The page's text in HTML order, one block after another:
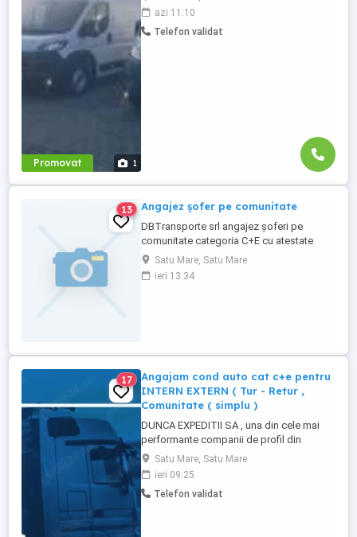
Promovat 1
Căutăm echipaje formate din 2 șoferi,
posesori ai permisului categoria B, pentru
transport internațional de marfă. Oferim:
azi 11:10
Telefon validat
13 Angajez șofer pe comunitate
DBTransporte srl angajez șoferi pe
comunitate categoria C+E cu atestate
profesionale plata se face la zi 2500
diurna plus salariul pe țară
Satu Mare, Satu Mare
ieri 13:34
17
Angajam cond auto cat c+e pentru
INTERN EXTERN ( Tur - Retur ,
Comunitate ( simplu )
DUNCA EXPEDITII SA , una din cele mai
performante companii de profil din
Romania Angajaza soferi pentru proiect
pe comunitate BENELUX ( simpu ) -
Program de lucru : 4 saptamani
comunitate cu 1 saptamana repaus -
Satu Mare, Satu Mare
ieri 09:25
Telefon validat